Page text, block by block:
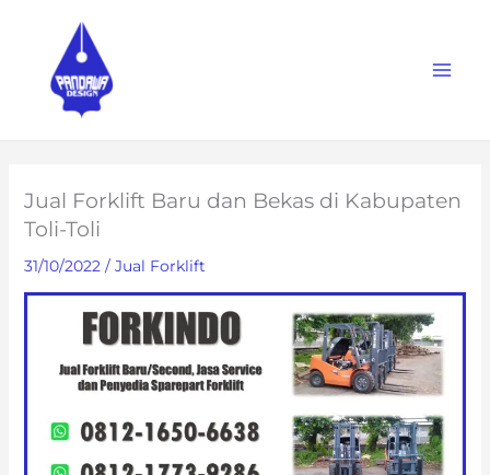
content
Jual Forklift Baru dan Bekas di Kabupaten
Toli-Toli
31/10/2022 / Jual Forklift